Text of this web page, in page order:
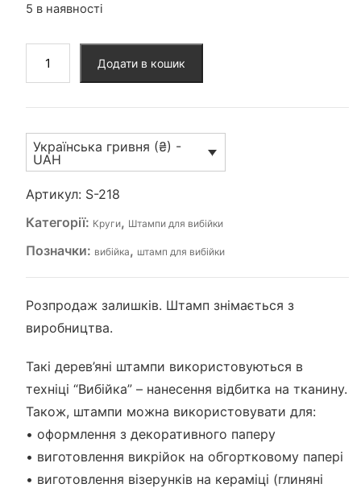
5 в наявності
розпродаж
218)
кількість
Додати в кошик
Українська гривня (₴) -
UAH
Артикул: S-218
Категорії: Круги, Штампи для вибійки
Позначки: вибійка, штамп для вибійки
Розпродаж залишків. Штамп знімається з
виробництва.
Такі дерев’яні штампи використовуються в
техніці “Вибійка” – нанесення відбитка на тканину.
Також, штампи можна використовувати для:
• оформлення з декоративного паперу
• виготовлення викрійок на обгортковому папері
• виготовлення візерунків на кераміці (глиняні